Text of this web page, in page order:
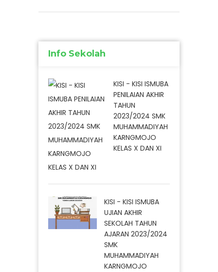
Info Sekolah
KISI - KISI ISMUBA
PENILAIAN AKHIR
TAHUN
2023/2024 SMK
MUHAMMADIYAH
KARNGMOJO
KELAS X DAN XI
KISI - KISI ISMUBA
UJIAN AKHIR
SEKOLAH TAHUN
AJARAN 2023/2024
SMK
MUHAMMADIYAH
KARNGMOJO